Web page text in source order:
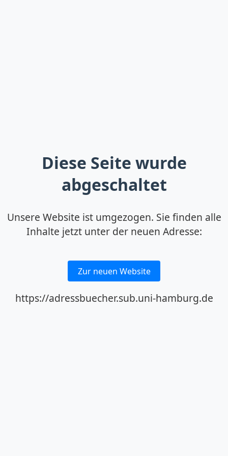
Diese Seite wurde
abgeschaltet
Unsere Website ist umgezogen. Sie finden alle
Inhalte jetzt unter der neuen Adresse:
Zur neuen Website
https://adressbuecher.sub.uni-hamburg.de